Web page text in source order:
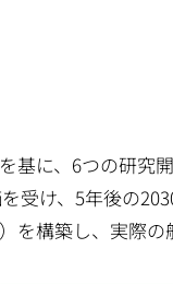
基に、6つの研究
受け、5年後の
構築し、実際の